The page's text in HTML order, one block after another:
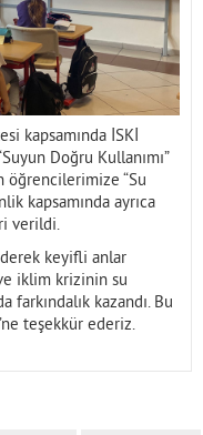
kapsamında İSKİ
Doğru Kullanımı”
öğrencilerimize “Su
kapsamında ayrıca
verildi.
keyifli anlar
iklim krizinin su
kazandı. Bu
teşekkür ederiz.